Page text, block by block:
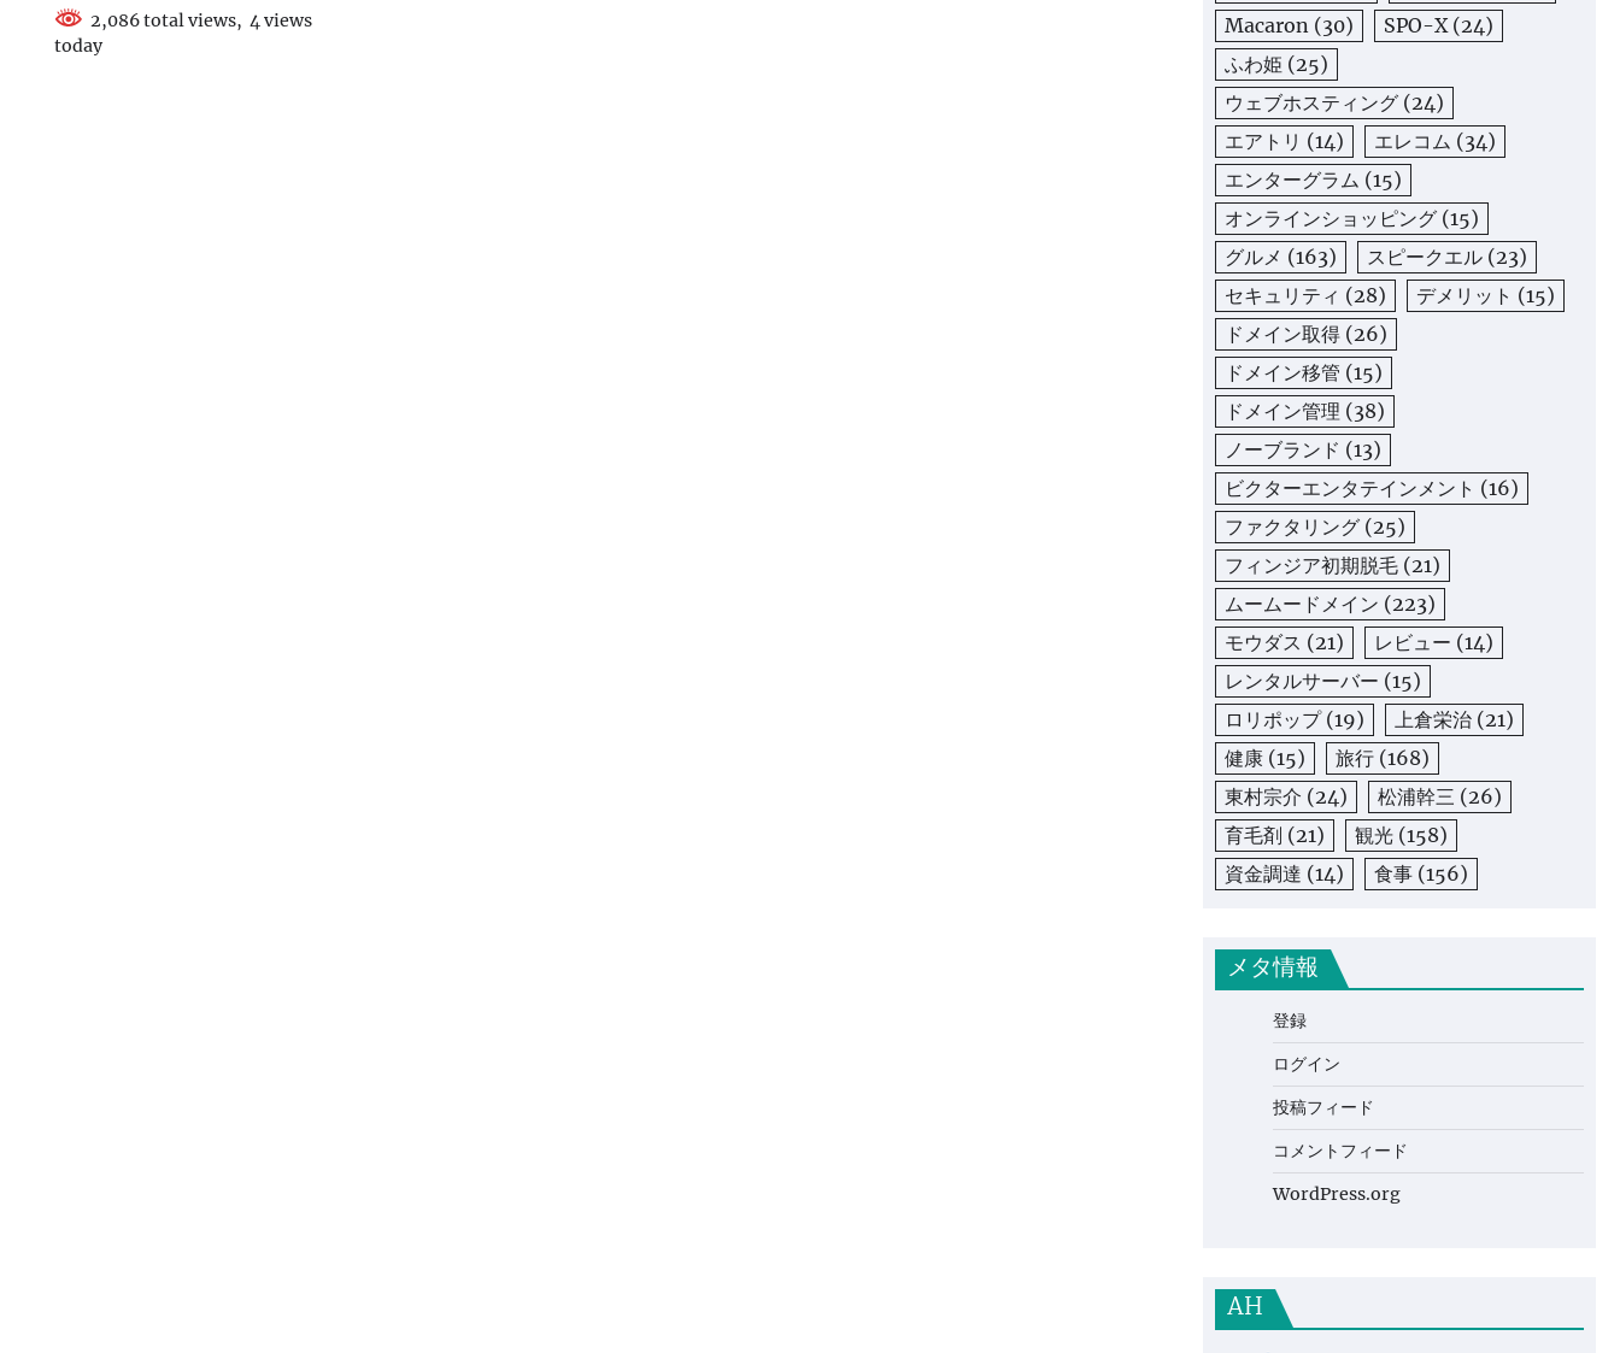
2,086 total views, 4 views
today
Macaron (30) SPO-X(24)
ふわ姫 (25)
ウェブホスティング (24)
エアトリ (14) エレコム (34)
エンターグラム (15)
オンラインショッピング (15)
グルメ (163) スピークエル (23)
セキュリティ (28) デメリット (15)
ドメイン取得 (26)
ドメイン移管 (15)
ドメイン管理 (38)
ノーブランド (13)
ビクターエンタテインメント (16)
ファクタリング (25)
フィンジア初期脱毛 (21)
ムームードメイン (223)
モウダス (21) レビュー (14)
レンタルサーバー (15)
ロリポップ(19) 上倉栄治 (21)
健康 (15) 旅行 (168)
東村宗介 (24) 松浦幹三 (26)
育毛剤 (21) 観光 (158)
資金調達 (14) 食事 (156)
メタ情報
登録
ログイン
投稿フィード
コメントフィード
WordPress.org
AH